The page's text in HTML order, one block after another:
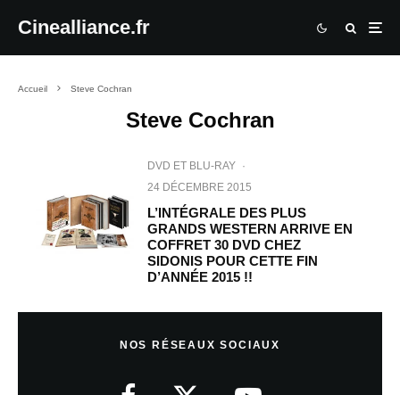
Cinealliance.fr
Accueil Steve Cochran
Steve Cochran
DVD ET BLU-RAY ·
24 DÉCEMBRE 2015
L’INTÉGRALE DES PLUS
GRANDS WESTERN ARRIVE EN
COFFRET 30 DVD CHEZ
SIDONIS POUR CETTE FIN
D’ANNÉE 2015 !!
NOS RÉSEAUX SOCIAUX